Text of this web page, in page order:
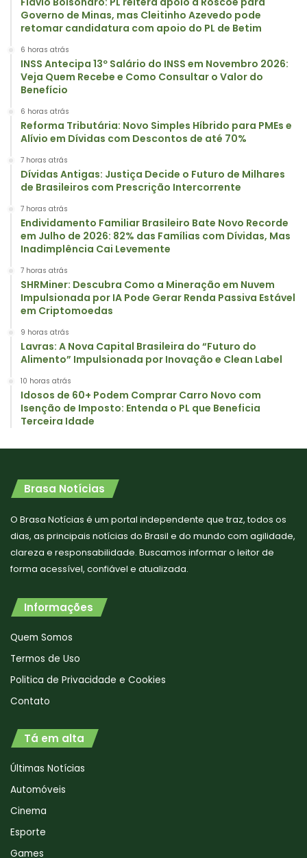
Governo de Minas, mas Cleitinho Azevedo pode
retomar candidatura com apoio do PL de Betim
6 horas atrás
INSS Antecipa 13º Salário do INSS em Novembro 2026:
Veja Quem Recebe e Como Consultar o Valor do
Benefício
6 horas atrás
Reforma Tributária: Novo Simples Híbrido para PMEs e
Alívio em Dívidas com Descontos de até 70%
7 horas atrás
Dívidas Antigas: Justiça Decide o Futuro de Milhares
de Brasileiros com Prescrição Intercorrente
7 horas atrás
Endividamento Familiar Brasileiro Bate Novo Recorde
em Julho de 2026: 82% das Famílias com Dívidas, Mas
Inadimplência Cai Levemente
7 horas atrás
SHRMiner: Descubra Como a Mineração em Nuvem
Impulsionada por IA Pode Gerar Renda Passiva Estável
em Criptomoedas
9 horas atrás
Lavras: A Nova Capital Brasileira do “Futuro do
Alimento” Impulsionada por Inovação e Clean Label
10 horas atrás
Idosos de 60+ Podem Comprar Carro Novo com
Isenção de Imposto: Entenda o PL que Beneficia
Terceira Idade
Brasa Notícias
O Brasa Notícias é um portal independente que traz, todos os
dias, as principais notícias do Brasil e do mundo com agilidade,
clareza e responsabilidade. Buscamos informar o leitor de
forma acessível, confiável e atualizada.
Informações
Quem Somos
Termos de Uso
Politica de Privacidade e Cookies
Contato
Tá em alta
Últimas Notícias
Automóveis
Cinema
Esporte
Games